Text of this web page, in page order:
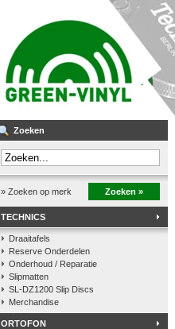
Zoeken
» Zoeken op merk Zoeken »
TECHNICS
Draaitafels
Reserve Onderdelen
Onderhoud / Reparatie
Slipmatten
SL-DZ1200 Slip Discs
Merchandise
ORTOFON